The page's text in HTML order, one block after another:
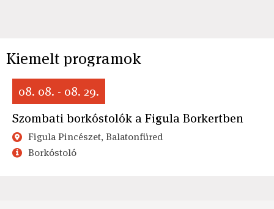
Kiemelt programok
08. 08. - 08. 29.
Szombati borkóstolók a Figula Borkertben
Figula Pincészet, Balatonfüred
Borkóstoló